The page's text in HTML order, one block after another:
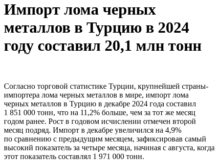
Импорт лома черных
металлов в Турцию в 2024
году составил 20,1 млн тонн
Согласно торговой статистике Турции, крупнейшей страны-
импортера лома черных металлов в мире, импорт лома
черных металлов в Турцию в декабре 2024 года составил
1 851 000 тонн, что на 11,2% больше, чем за тот же месяц
годом ранее. Рост в годовом исчислении отмечен второй
месяц подряд. Импорт в декабре увеличился на 4,9%
по сравнению с предыдущим месяцем, зафиксировав самый
высокий показатель за четыре месяца, начиная с августа, когда
этот показатель составлял 1 971 000 тонн.